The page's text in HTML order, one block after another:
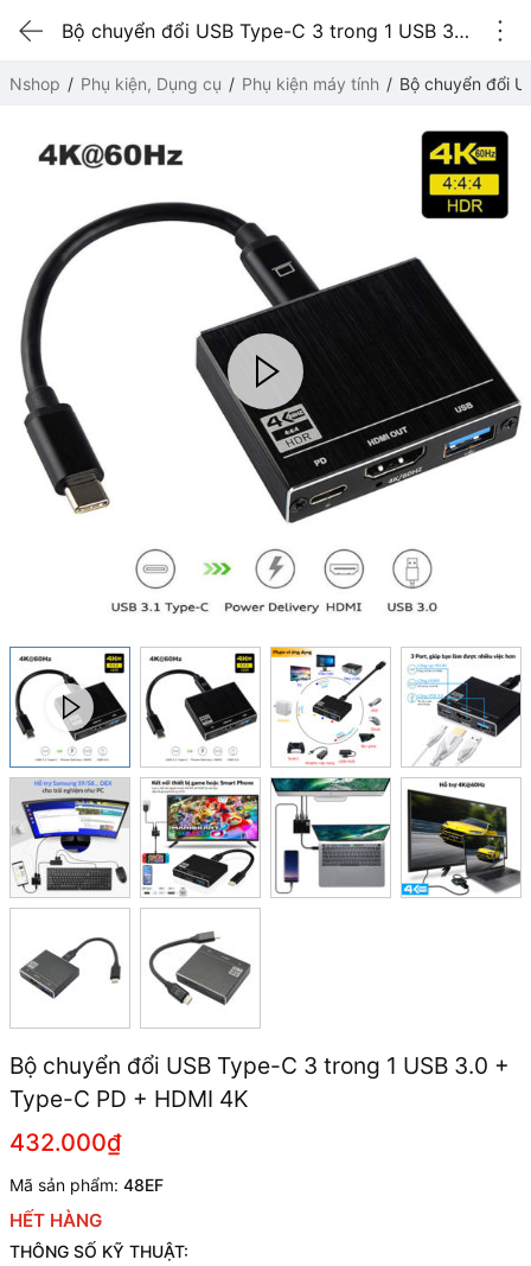
Bộ chuyển đổi USB Type-C 3 trong 1 USB 3.0 + Type-C PD + HDMI 4K
Nshop Phụ kiện, Dụng cụ Phụ kiện máy tính Bộ chuyển đổi
Bộ chuyển đổi USB Type-C 3 trong 1 USB 3.0 +
Type-C PD + HDMI 4K
432.000₫
Mã sản phẩm: 48EF
HẾT HÀNG
THÔNG SỐ KỸ THUẬT: